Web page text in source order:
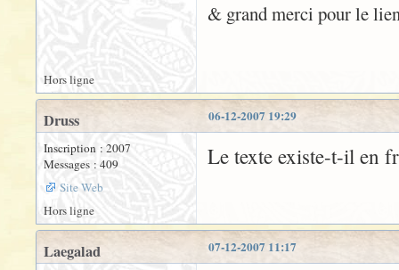
& grand merci pour le
Hors ligne
06-12-2007 19:29
Druss
Inscription : 2007
Messages : 409
Site Web
Le texte existe-t-il en
Hors ligne
07-12-2007 11:17
Laegalad